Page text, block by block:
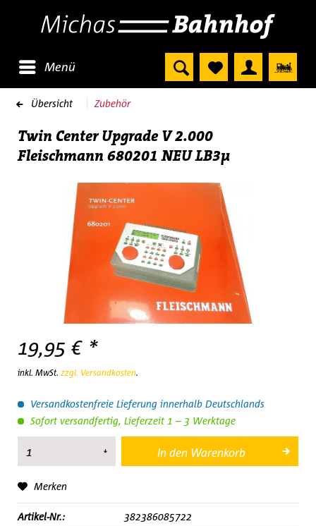
Menü
Übersicht Zubehör
Twin Center Upgrade V 2.000
Fleischmann 680201 NEU LB3µ
19,95 € *
inkl. MwSt. zzgl. Versandkosten.
Versandkostenfreie Lieferung innerhalb Deutschlands
Sofort versandfertig, Lieferzeit 1 – 3 Werktage
In den Warenkorb
Merken
Artikel-Nr.: 382386085722